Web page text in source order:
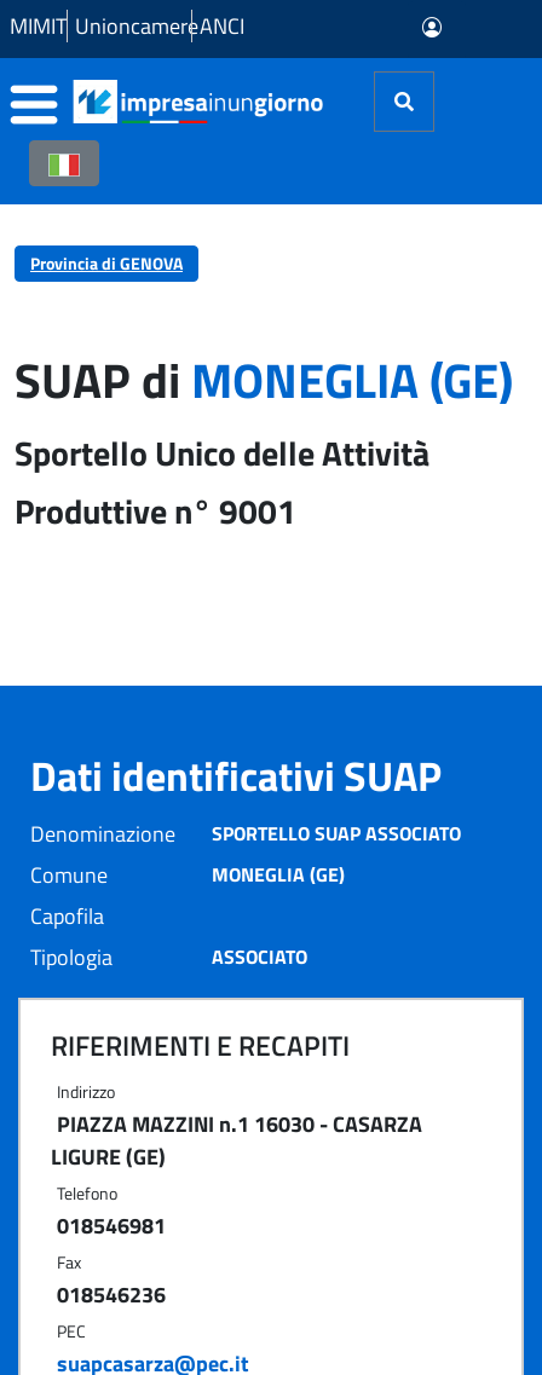
Skip to Main Content
MIMIT UnioncamereANCI
Provincia di GENOVA
SUAP di MONEGLIA (GE)
Sportello Unico delle Attività
Produttive n° 9001
Dati identificativi SUAP
Denominazione SPORTELLO SUAP ASSOCIATO
Comune MONEGLIA (GE)
Capofila
Tipologia
ASSOCIATO
RIFERIMENTI E RECAPITI
Indirizzo
PIAZZA MAZZINI n.1 16030 - CASARZA
LIGURE (GE)
Telefono
018546981
Fax
018546236
PEC
suapcasarza@pec.it